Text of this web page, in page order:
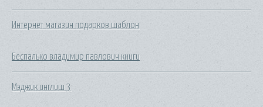
Интернет магазин подарков шаблон
Беспалько владимир павлович книги
Мэджик инглиш 3